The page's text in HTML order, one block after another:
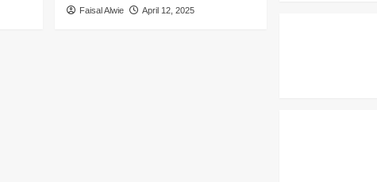
Faisal Alwie April 12, 2025